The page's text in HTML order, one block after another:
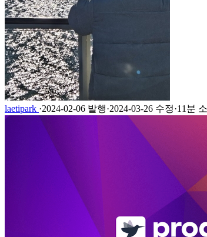
laetipark ·2024-02-06 발행·2024-03-26 수정·11분